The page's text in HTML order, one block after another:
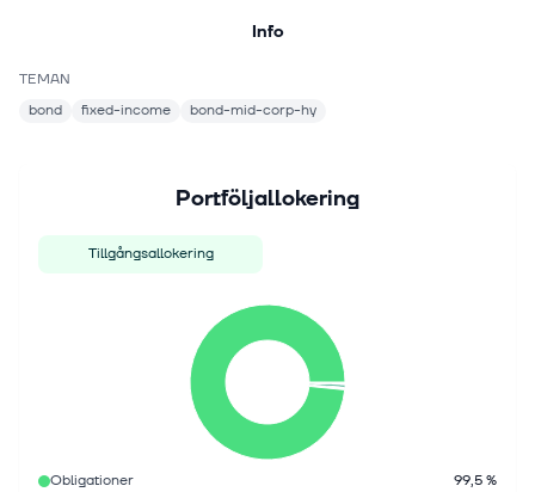
Info
TEMAN
bond
fixed-income bond-mid-corp-hy
Portföljallokering
Tillgångsallokering
Obligationer
99,5 %